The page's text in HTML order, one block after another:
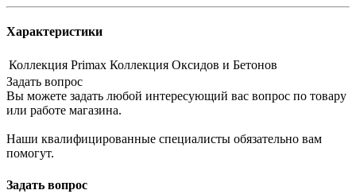
Характеристики
Коллекция Primax Коллекция Оксидов и Бетонов
Задать вопрос
Вы можете задать любой интересующий вас вопрос по товару
или работе магазина.
Наши квалифицированные специалисты обязательно вам
помогут.
Задать вопрос